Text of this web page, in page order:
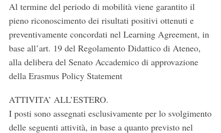
Al termine del periodo di mobilità viene garantito il
pieno riconoscimento dei risultati positivi ottenuti e
preventivamente concordati nel Learning Agreement, in
base all’art. 19 del Regolamento Didattico di Ateneo,
alla delibera del Senato Accademico di approvazione
della Erasmus Policy Statement
ATTIVITA’ ALL’ESTERO.
I posti sono assegnati esclusivamente per lo svolgimento
delle seguenti attività, in base a quanto previsto nel